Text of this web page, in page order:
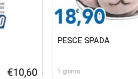
€10,60
PESCE SPADA
1 giorno